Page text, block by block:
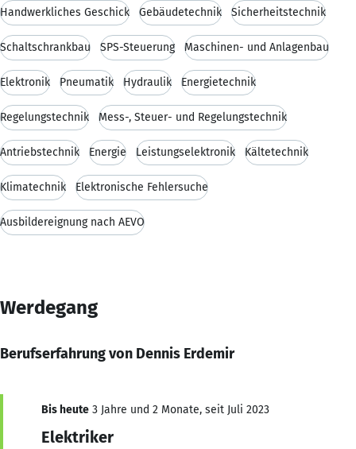
Handwerkliches Geschick Gebäudetechnik Sicherheitstechnik
Schaltschrankbau SPS-Steuerung Maschinen- und Anlagenbau
Elektronik Pneumatik Hydraulik Energietechnik
Regelungstechnik Mess-, Steuer- und Regelungstechnik
Antriebstechnik Energie Leistungselektronik Kältetechnik
Klimatechnik Elektronische Fehlersuche
Ausbildereignung nach AEVO
Werdegang
Berufserfahrung von Dennis Erdemir
Bis heute 3 Jahre und 2 Monate, seit Juli 2023
Elektriker